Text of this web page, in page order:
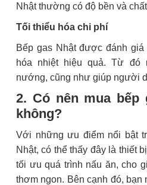
Nhật thường có độ bền và
Tối thiểu hóa chi phí
Bếp gas Nhật được đánh
hóa nhiệt hiệu quả. Từ đó
nướng, cũng như giúp người
2. Có nên mua bếp
không?
Với những ưu điểm nổi bật
Nhật, có thể thấy đây là thiết
tối ưu quá trình nấu ăn, cho
thơm ngon. Bên cạnh đó, bạn